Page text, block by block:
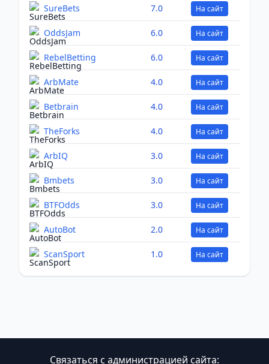
SureBets 7.0 На сайт
OddsJam 6.0 На сайт
RebelBetting 6.0 На сайт
ArbMate 4.0 На сайт
Betbrain 4.0 На сайт
TheForks 4.0 На сайт
ArbIQ 3.0 На сайт
Bmbets 3.0 На сайт
BTFOdds 3.0 На сайт
AutoBot 2.0 На сайт
ScanSport 1.0 На сайт
Связаться с администрацией сайта: